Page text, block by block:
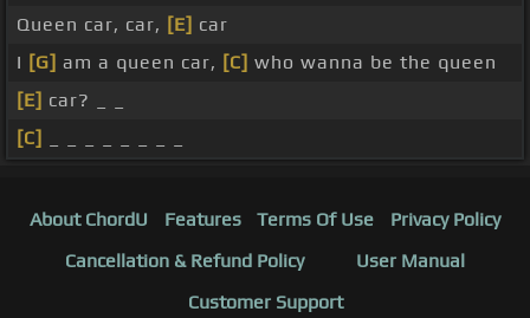
Queen car, car, [E] car
I [G] am a queen car, [C] who wanna be the queen
[E] car? _ _
[C]
About ChordU Features Terms Of Use
Privacy Policy
Cancellation & Refund Policy
User Manual
Customer Support